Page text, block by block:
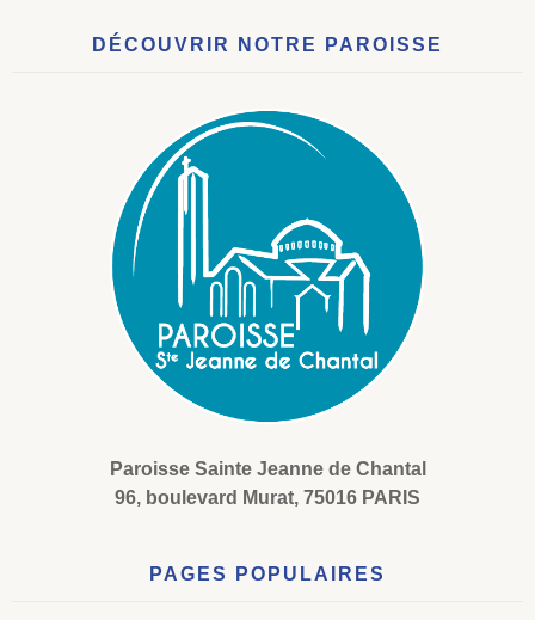
DÉCOUVRIR NOTRE PAROISSE
Paroisse Sainte Jeanne de Chantal
96, boulevard Murat, 75016 PARIS
PAGES POPULAIRES